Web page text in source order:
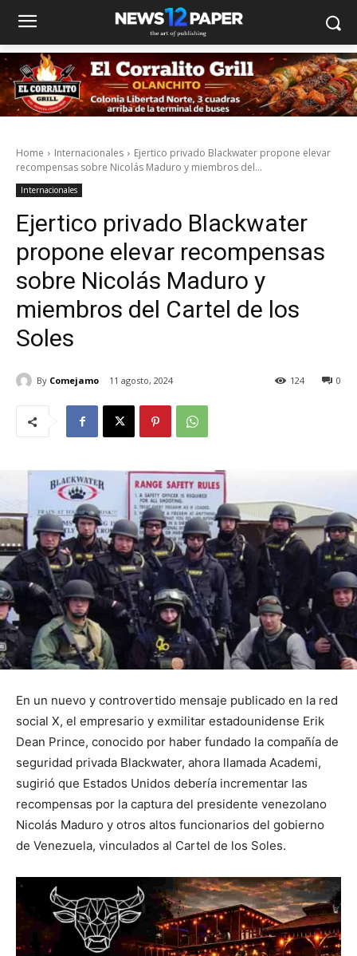
Home Internacionales
Ejertico privado Blackwater propone elevar
recompensas sobre Nicolás Maduro y miembros del...
Internacionales
Ejertico privado Blackwater
propone elevar recompensas
sobre Nicolás Maduro y
miembros del Cartel de los
Soles
By Comejamo 11 agosto, 2024 0
124
En un nuevo y controvertido mensaje publicado en la red
social X, el empresario y exmilitar estadounidense Erik
Dean Prince, conocido por haber fundado la compañía de
seguridad privada Blackwater, ahora llamada Academi,
sugirió que Estados Unidos debería incrementar las
recompensas por la captura del presidente venezolano
Nicolás Maduro y otros altos funcionarios del gobierno
de Venezuela, vinculados al Cartel de los Soles.